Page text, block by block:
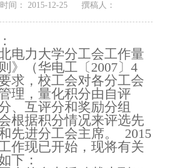
间： 2015-12-25 撰稿人：
电力大学分工会工作量
》（华电工〔2007〕4
求，校工会对各分工会
理，量化积分由自评
、互评分和奖励分组
根据积分情况来评选先
先进分工会主席。 2015
作现已开始，现将有关
下：